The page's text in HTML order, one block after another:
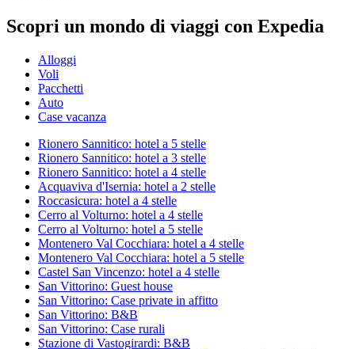
Scopri un mondo di viaggi con Expedia
Alloggi
Voli
Pacchetti
Auto
Case vacanza
Rionero Sannitico: hotel a 5 stelle
Rionero Sannitico: hotel a 3 stelle
Rionero Sannitico: hotel a 4 stelle
Acquaviva d'Isernia: hotel a 2 stelle
Roccasicura: hotel a 4 stelle
Cerro al Volturno: hotel a 4 stelle
Cerro al Volturno: hotel a 5 stelle
Montenero Val Cocchiara: hotel a 4 stelle
Montenero Val Cocchiara: hotel a 5 stelle
Castel San Vincenzo: hotel a 4 stelle
San Vittorino: Guest house
San Vittorino: Case private in affitto
San Vittorino: B&B
San Vittorino: Case rurali
Stazione di Vastogirardi: B&B